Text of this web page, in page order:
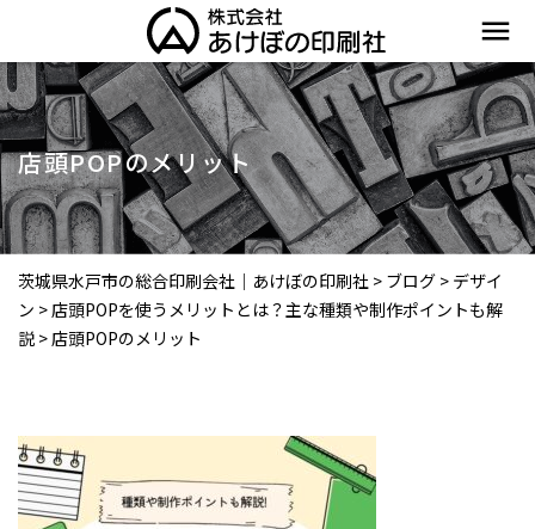
menu
店頭POPのメリット
茨城県水戸市の総合印刷会社｜あけぼの印刷社 > ブログ > デザイ
ン >店頭POPを使うメリットとは？主な種類や制作ポイントも解
説 >店頭POPのメリット